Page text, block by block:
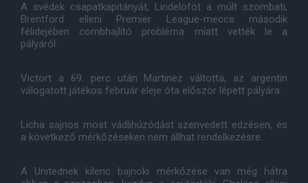
A svédek csapatkapitányát, Lindelöföt a múlt szombati,
Brentford elleni Premier League-meccs második
félidejében combhajlító probléma miatt vették le a
pályáról.
Victort a 69. perc után Martinez váltotta, az argentin
válogatott játékos február eleje óta először lépett pályára.
Licha sajnos most vádlihúzódást szenvedett edzésen, és
a következő mérkőzéseken nem állhat rendelkezésre.
A Unitednek kilenc bajnoki mérkőzése van még hátra